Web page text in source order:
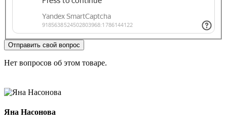
Отправить свой вопрос
Нет вопросов об этом товаре.
Яна Насонова